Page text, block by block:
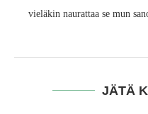
vieläkin naurattaa se mun
JÄTÄ